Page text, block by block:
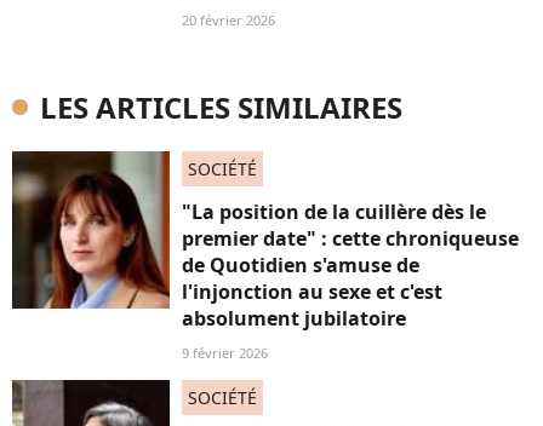
20 février 2026
LES ARTICLES SIMILAIRES
SOCIÉTÉ
"La position de la cuillère dès le
premier date" : cette chroniqueuse
de Quotidien s'amuse de
l'injonction au sexe et c'est
absolument jubilatoire
9 février 2026
SOCIÉTÉ